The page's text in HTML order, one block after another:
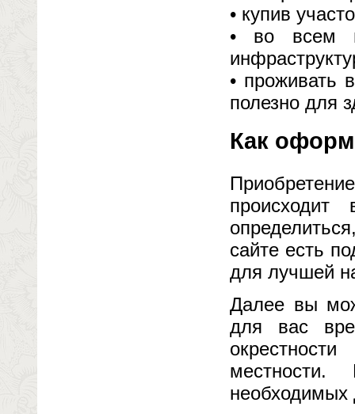
• купив
• во всем
• проживать
полезно для
Как
происходит
сайте есть
для лучшей
Далее вы
для вас
местности.
необходимых